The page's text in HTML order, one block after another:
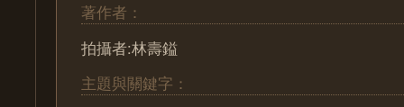
著作者：
拍攝者:林壽鎰
主題與關鍵字：